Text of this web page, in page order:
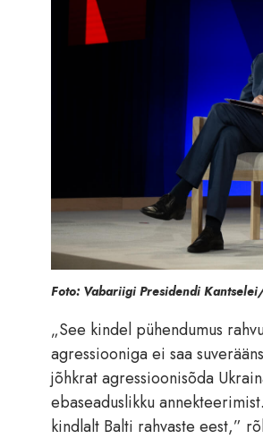
Foto: Vabariigi Presidendi
„See kindel pühendumus
agressiooniga ei saa
jõhkrat agressioonisõda
ebaseaduslikku
kindlalt Balti rahvaste eest,”